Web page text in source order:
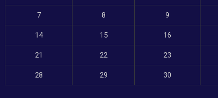
7 8 9
14 15 16
21 22 23
28 29 30